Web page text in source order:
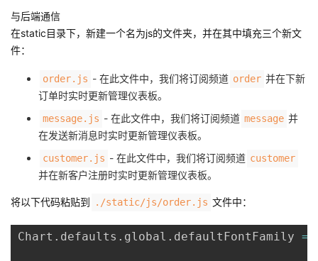
与后端通信
在static目录下，新建一个名为js的文件夹，并在其中填充三个新文
件：
order.js - 在此文件中，我们将订阅频道 order 并在下新
订单时实时更新管理仪表板。
message.js - 在此文件中，我们将订阅频道 message 并
在发送新消息时实时更新管理仪表板。
customer.js - 在此文件中，我们将订阅频道 customer
并在新客户注册时实时更新管理仪表板。
将以下代码粘贴到 ./static/js/order.js 文件中：
Chart . defaults . global . defaultFontFamily =